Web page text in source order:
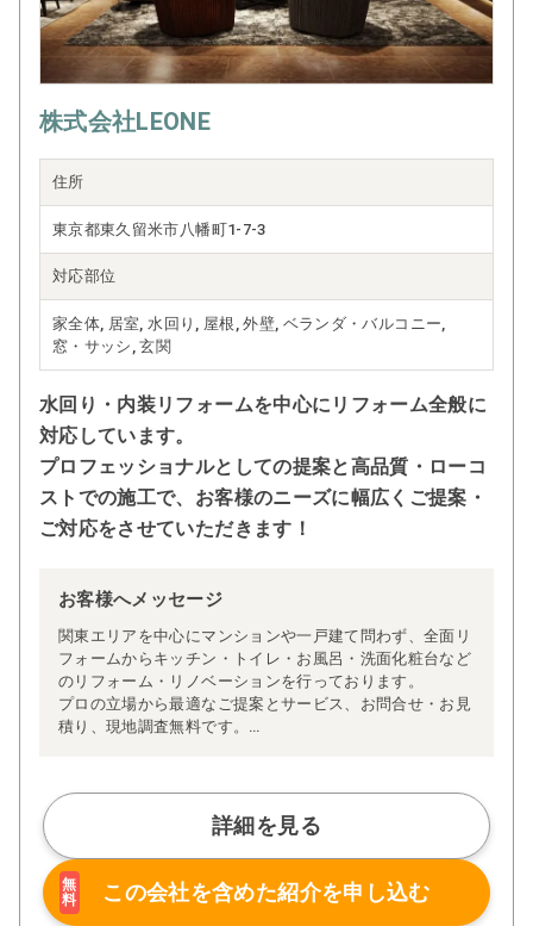
株式会社LEONE
住所
東京都東久留米市八幡町1-7-3
対応部位
家全体, 居室, 水回り, 屋根, 外壁, ベランダ・バルコニー,
窓・サッシ, 玄関
水回り・内装リフォームを中心にリフォーム全般に
対応しています。
プロフェッショナルとしての提案と高品質・ローコ
ストでの施工で、お客様のニーズに幅広くご提案・
ご対応をさせていただきます！
お客様へメッセージ
関東エリアを中心にマンションや一戸建て問わず、全面リ
フォームからキッチン・トイレ・お風呂・洗面化粧台など
のリフォーム・リノベーションを行っております。
プロの立場から最適なご提案とサービス、お問合せ・お見
積り、現地調査無料です。
詳細を見る
無
料
この会社を含めた紹介を申し込む